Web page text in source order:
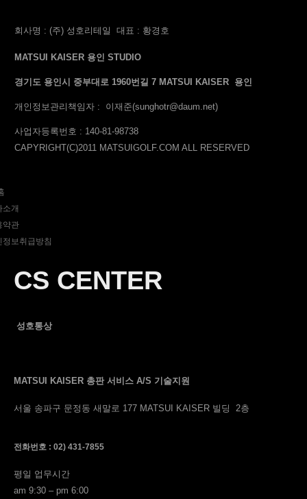
회사명 : (주) 성호리테일 대표 : 황경호
MATSUI KAISER 용인 STUDIO
경기도 용인시 중부대로 1960번길 7 MATSUI KAISER 용인
개인정보관리책임자 : 이재준(sunghotr@daum.net)
사업자등록번호 : 140-81-98738
CAPYRIGHT(C)2011 MATSUIGOLF.COM ALL RESERVED
소개
약관
정보취급방침
CS CENTER
성호통상
MATSUI KAISER 총판 서비스 A/S 기술지원
서울 송파구 문정동 새말로 177 MATSUI KAISER 빌딩 2층
전화번호 : 02) 431-7855
평일 업무시간
am 9:30 – pm 6:00